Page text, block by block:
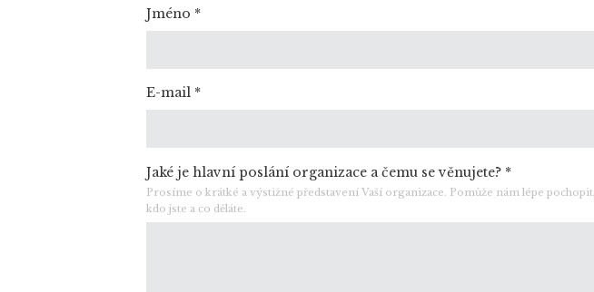
Jméno *
E-mail *
Jaké je hlavní poslání organizace a čemu se věnujete? *
Prosíme o krátké a výstižné představení Vaší organizace. Pomůže nám lépe pochopit,
kdo jste a co děláte.